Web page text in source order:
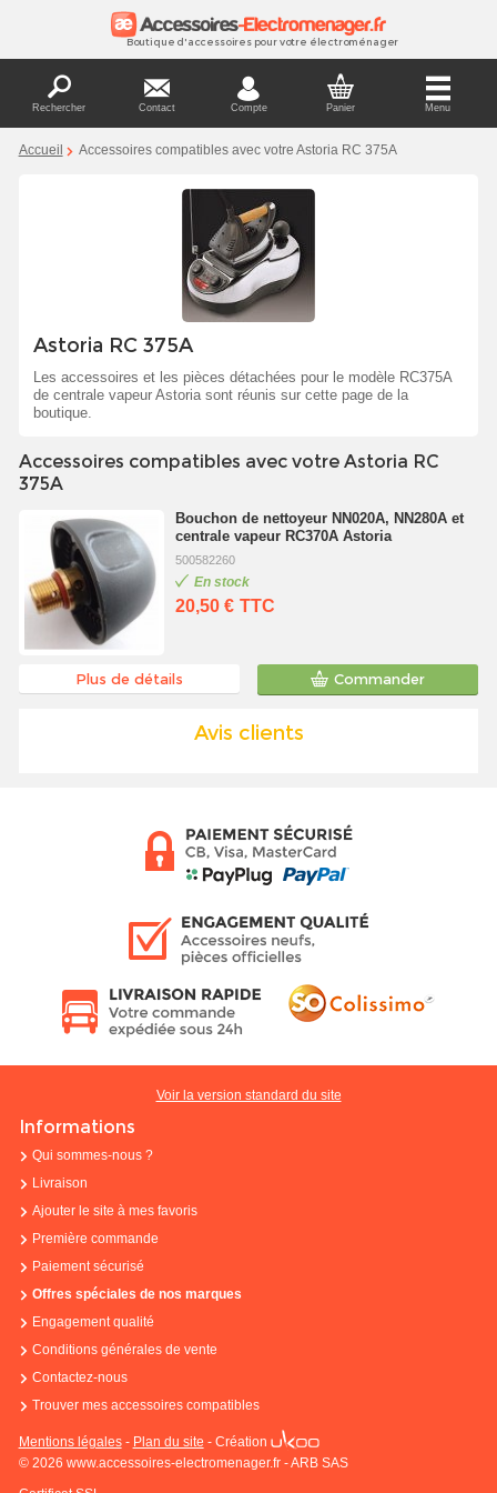
Boutique d'accessoires pour votre électroménager
Rechercher Contact Compte Panier Menu
Accueil Accessoires compatibles avec votre Astoria RC 375A
Astoria RC 375A
Les accessoires et les pièces détachées pour le modèle RC375A
de centrale vapeur Astoria sont réunis sur cette page de la
boutique.
Accessoires compatibles avec votre Astoria RC
375A
Bouchon de nettoyeur NN020A, NN280A et
centrale vapeur RC370A Astoria
500582260
En stock
20,50 € TTC
Plus de détails Commander
Avis clients
Voir la version standard du site
Informations
Qui sommes-nous ?
Livraison
Ajouter le site à mes favoris
Première commande
Paiement sécurisé
Offres spéciales de nos marques
Engagement qualité
Conditions générales de vente
Contactez-nous
Trouver mes accessoires compatibles
Mentions légales- Plan du site - Création
© 2026 www.accessoires-electromenager.fr - ARB SAS